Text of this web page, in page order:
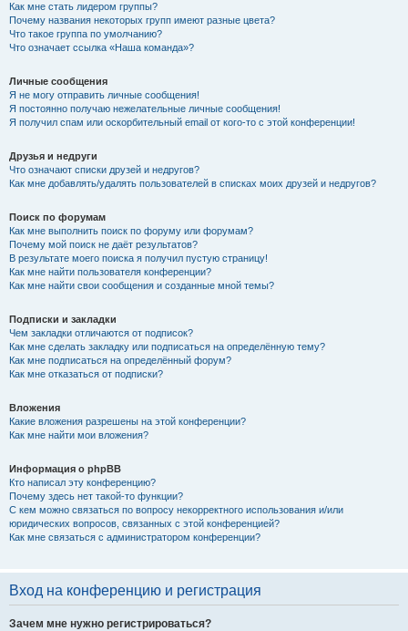
Как мне стать лидером группы?
Почему названия некоторых групп имеют разные цвета?
Что такое группа по умолчанию?
Что означает ссылка «Наша команда»?
Личные сообщения
Я не могу отправить личные сообщения!
Я постоянно получаю нежелательные личные сообщения!
Я получил спам или оскорбительный email от кого-то с этой конференции!
Друзья и недруги
Что означают списки друзей и недругов?
Как мне добавлять/удалять пользователей в списках моих друзей и недругов?
Поиск по форумам
Как мне выполнить поиск по форуму или форумам?
Почему мой поиск не даёт результатов?
В результате моего поиска я получил пустую страницу!
Как мне найти пользователя конференции?
Как мне найти свои сообщения и созданные мной темы?
Подписки и закладки
Чем закладки отличаются от подписок?
Как мне сделать закладку или подписаться на определённую тему?
Как мне подписаться на определённый форум?
Как мне отказаться от подписки?
Вложения
Какие вложения разрешены на этой конференции?
Как мне найти мои вложения?
Информация о phpBB
Кто написал эту конференцию?
Почему здесь нет такой-то функции?
С кем можно связаться по вопросу некорректного использования и/или
юридических вопросов, связанных с этой конференцией?
Как мне связаться с администратором конференции?
Вход на конференцию и регистрация
Зачем мне нужно регистрироваться?